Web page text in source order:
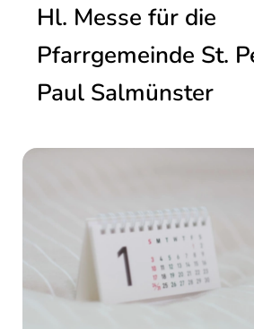
Hl. Messe für die
Pfarrgemeinde St.
Paul Salmünster